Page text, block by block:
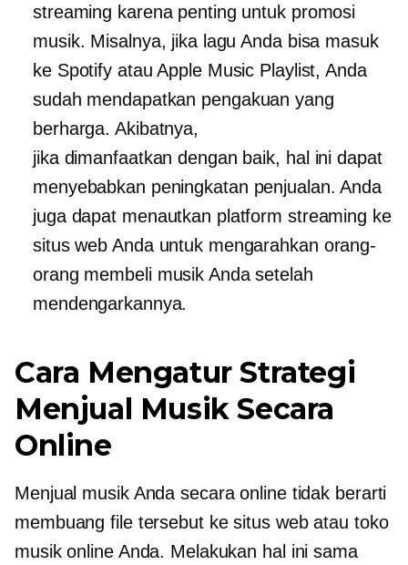
streaming karena penting untuk promosi
musik. Misalnya, jika lagu Anda bisa masuk
ke Spotify atau Apple Music Playlist, Anda
sudah mendapatkan pengakuan yang
berharga. Akibatnya,
jika dimanfaatkan dengan baik, hal ini dapat
menyebabkan peningkatan penjualan. Anda
juga dapat menautkan platform streaming ke
situs web Anda untuk mengarahkan orang-
orang membeli musik Anda setelah
mendengarkannya.
Cara Mengatur Strategi
Menjual Musik Secara
Online
Menjual musik Anda secara online tidak berarti
membuang file tersebut ke situs web atau toko
musik online Anda. Melakukan hal ini sama